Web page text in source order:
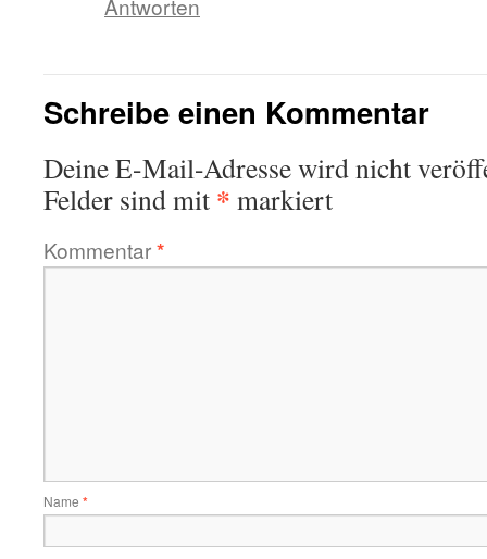
Antworten
Schreibe einen Kommentar
Deine E-Mail-Adresse wird nicht
Felder sind mit * markiert
Kommentar*
Name *